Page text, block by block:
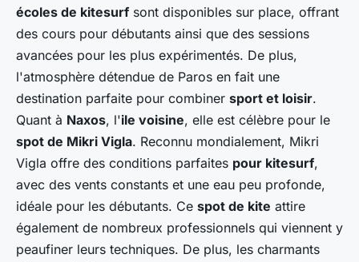
écoles de kitesurf sont disponibles sur place, offrant
des cours pour débutants ainsi que des sessions
avancées pour les plus expérimentés. De plus,
l'atmosphère détendue de Paros en fait une
destination parfaite pour combiner sport et loisir.
Quant à Naxos, l'ile voisine, elle est célèbre pour le
spot de Mikri Vigla. Reconnu mondialement, Mikri
Vigla offre des conditions parfaites pour kitesurf,
avec des vents constants et une eau peu profonde,
idéale pour les débutants. Ce spot de kite attire
également de nombreux professionnels qui viennent y
peaufiner leurs techniques. De plus, les charmants